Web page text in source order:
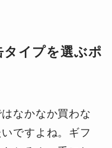
タイプを選ぶポ
なかなか買わな
ですよね。ギフ